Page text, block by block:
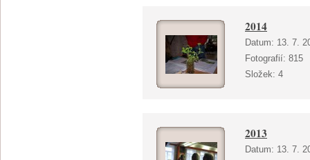
2014
Datum: 13. 7.
Fotografií: 815
Složek: 4
2013
Datum: 13. 7.